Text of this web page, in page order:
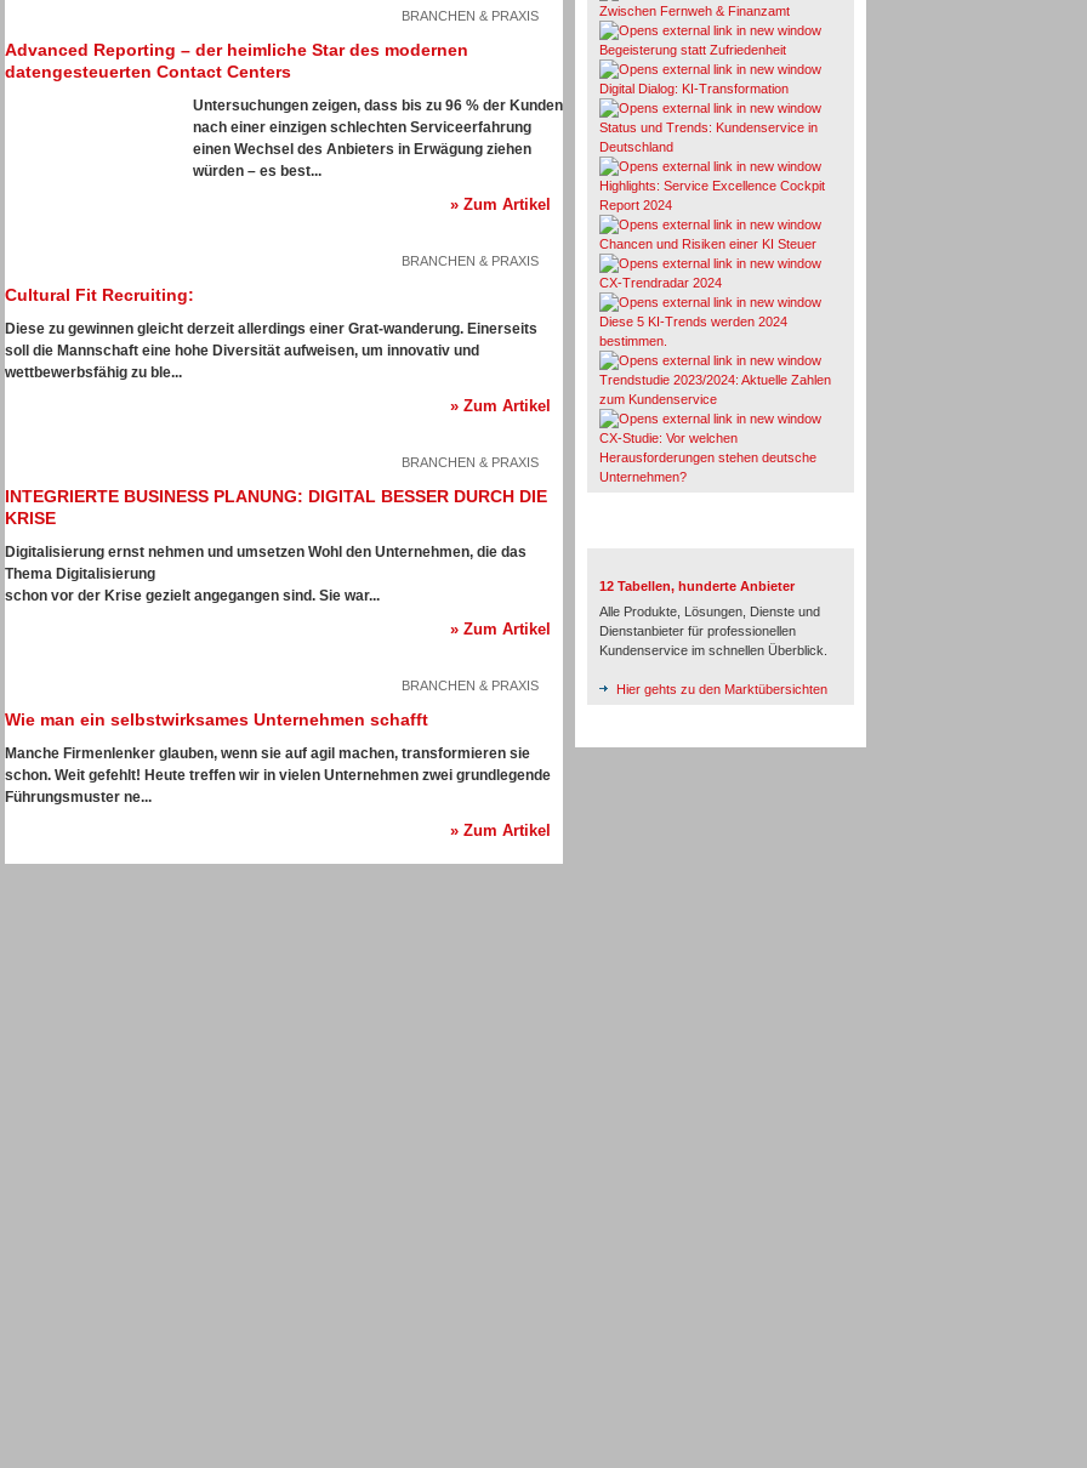
BRANCHEN & PRAXIS
Advanced Reporting – der heimliche Star des modernen
datengesteuerten Contact Centers
Untersuchungen zeigen, dass bis zu 96 % der Kunden
nach einer einzigen schlechten Serviceerfahrung
einen Wechsel des Anbieters in Erwägung ziehen
würden – es best...
» Zum Artikel
BRANCHEN & PRAXIS
Cultural Fit Recruiting:
Diese zu gewinnen gleicht derzeit allerdings einer Grat-wanderung. Einerseits
soll die Mannschaft eine hohe Diversität aufweisen, um innovativ und
wettbewerbsfähig zu ble...
» Zum Artikel
BRANCHEN & PRAXIS
INTEGRIERTE BUSINESS PLANUNG: DIGITAL BESSER DURCH DIE
KRISE
Digitalisierung ernst nehmen und umsetzen Wohl den Unternehmen, die das
Thema Digitalisierung
schon vor der Krise gezielt angegangen sind. Sie war...
» Zum Artikel
BRANCHEN & PRAXIS
Wie man ein selbstwirksames Unternehmen schafft
Manche Firmenlenker glauben, wenn sie auf agil machen, transformieren sie
schon. Weit gefehlt! Heute treffen wir in vielen Unternehmen zwei grundlegende
Führungsmuster ne...
» Zum Artikel
Zwischen Fernweh & Finanzamt
Begeisterung statt Zufriedenheit
Digital Dialog: KI-Transformation
Status und Trends: Kundenservice in
Deutschland
Highlights: Service Excellence Cockpit
Report 2024
Chancen und Risiken einer KI Steuer
CX-Trendradar 2024
Diese 5 KI-Trends werden 2024
bestimmen.
Trendstudie 2023/2024: Aktuelle Zahlen
zum Kundenservice
CX-Studie: Vor welchen
Herausforderungen stehen deutsche
Unternehmen?
12 Tabellen, hunderte Anbieter
Alle Produkte, Lösungen, Dienste und
Dienstanbieter für professionellen
Kundenservice im schnellen Überblick.
Hier gehts zu den Marktübersichten